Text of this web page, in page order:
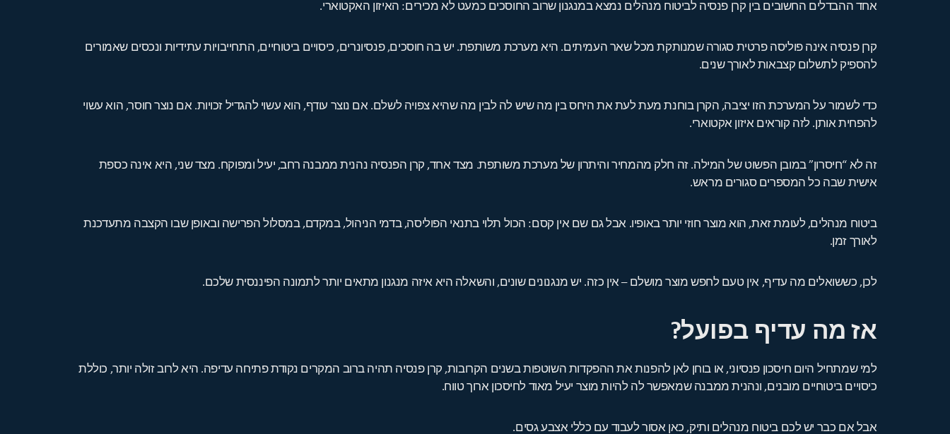
אחד ההבדלים החשובים בין קרן פנסיה לביטוח מנהלים נמצא במנגנון שרוב החוסכים כמעט לא מכירים: האיזון האקטוארי.
קרן פנסיה אינה פוליסה פרטית סגורה שמנותקת מכל שאר העמיתים. היא מערכת משותפת. יש בה חוסכים, פנסיונרים, כיסויים ביטוחיים, התחייבויות עתידיות ונכסים שאמורים
להספיק לתשלום קצבאות לאורך שנים.
כדי לשמור על המערכת הזו יציבה, הקרן בוחנת מעת לעת את היחס בין מה שיש לה לבין מה שהיא צפויה לשלם. אם נוצר עודף, הוא עשוי להגדיל זכויות. אם נוצר חוסר, הוא עשוי
להפחית אותן. לזה קוראים איזון אקטוארי.
זה לא “חיסרון” במובן הפשוט של המילה. זה חלק מהמחיר והיתרון של מערכת משותפת. מצד אחד, קרן הפנסיה נהנית ממבנה רחב, יעיל ומפוקח. מצד שני, היא אינה כספת
אישית שבה כל המספרים סגורים מראש.
ביטוח מנהלים, לעומת זאת, הוא מוצר חוזי יותר באופיו. אבל גם שם אין קסם: הכול תלוי בתנאי הפוליסה, בדמי הניהול, במקדם, במסלול הפרישה ובאופן שבו הקצבה מתעדכנת
לאורך זמן.
לכן, כששואלים מה עדיף, אין טעם לחפש מוצר מושלם – אין כזה. יש מנגנונים שונים, והשאלה היא איזה מנגנון מתאים יותר לתמונה הפיננסית שלכם.
אז מה עדיף בפועל?
למי שמתחיל היום חיסכון פנסיוני, או בוחן לאן להפנות את ההפקדות השוטפות בשנים הקרובות, קרן פנסיה תהיה ברוב המקרים נקודת פתיחה עדיפה. היא לרוב זולה יותר, כוללת
כיסויים ביטוחיים מובנים, ונהנית ממבנה שמאפשר לה להיות מוצר יעיל מאוד לחיסכון ארוך טווח.
אבל אם כבר יש לכם ביטוח מנהלים ותיק, כאן אסור לעבוד עם כללי אצבע גסים.